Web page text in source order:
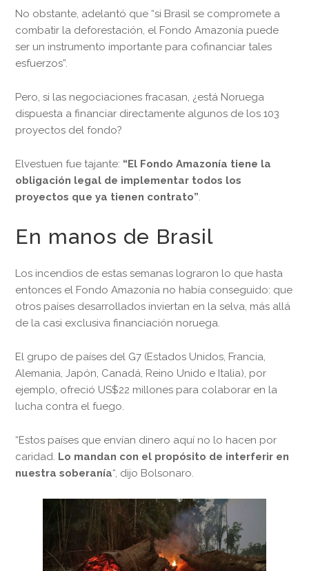
No obstante, adelantó que “si Brasil se compromete a
combatir la deforestación, el Fondo Amazonía puede
ser un instrumento importante para cofinanciar tales
esfuerzos”.
Pero, si las negociaciones fracasan, ¿está Noruega
dispuesta a financiar directamente algunos de los 103
proyectos del fondo?
Elvestuen fue tajante: “El Fondo Amazonía tiene la
obligación legal de implementar todos los
proyectos que ya tienen contrato”.
En manos de Brasil
Los incendios de estas semanas lograron lo que hasta
entonces el Fondo Amazonía no había conseguido: que
otros países desarrollados inviertan en la selva, más allá
de la casi exclusiva financiación noruega.
El grupo de países del G7 (Estados Unidos, Francia,
Alemania, Japón, Canadá, Reino Unido e Italia), por
ejemplo, ofreció US$22 millones para colaborar en la
lucha contra el fuego.
“Estos países que envían dinero aquí no lo hacen por
caridad. Lo mandan con el propósito de interferir en
nuestra soberanía“, dijo Bolsonaro.